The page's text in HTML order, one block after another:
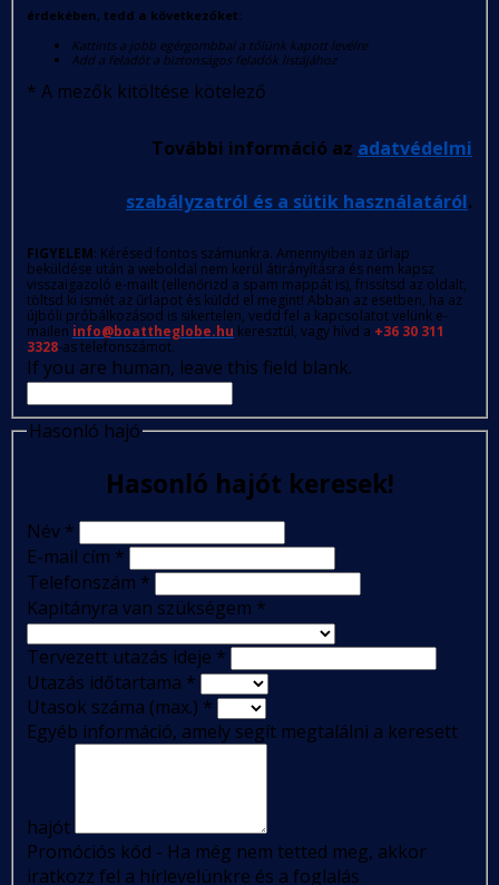
érdekében, tedd a következőket:
Kattints a jobb egérgombbal a tőlünk kapott levélre
Add a feladót a biztonságos feladók listájához
* A mezők kitöltése kötelező
További információ az adatvédelmi
szabályzatról és a sütik használatáról.
FIGYELEM: Kérésed fontos számunkra. Amennyiben az űrlap
beküldése után a weboldal nem kerül átirányításra és nem kapsz
visszaigazoló e-mailt (ellenőrizd a spam mappát is), frissítsd az oldalt,
töltsd ki ismét az űrlapot és küldd el megint! Abban az esetben, ha az
újbóli próbálkozásod is sikertelen, vedd fel a kapcsolatot velünk e-
mailen info@boattheglobe.hu keresztül, vagy hívd a +36 30 311
3328-as telefonszámot.
If you are human, leave this field blank.
Hasonló hajó
Hasonló hajót keresek!
Név *
E-mail cím *
Telefonszám *
Kapitányra van szükségem *
Tervezett utazás ideje *
Utazás időtartama *
Utasok száma (max.) *
Egyéb információ, amely segít megtalálni a keresett
hajót
Promóciós kód - Ha még nem tetted meg, akkor
iratkozz fel a hírlevelünkre és a foglalás